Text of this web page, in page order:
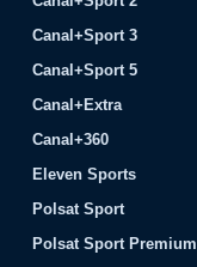
Canal+Sport 3
Canal+Sport 5
Canal+Extra
Canal+360
Eleven Sports
Polsat Sport
Polsat Sport Premium